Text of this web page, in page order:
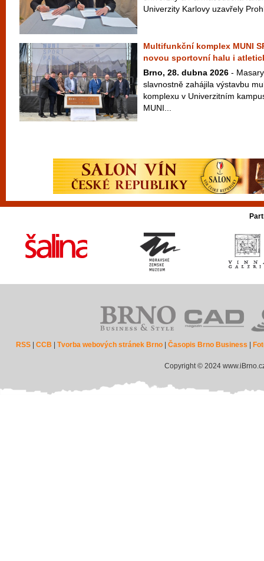
Univerzity Karlovy uzavřely
Multifunkční komplex MUNI
novou sportovní halu i
Brno, 28. dubna 2026 -
slavnostně zahájila výstavbu
komplexu v Univerzitním
MUNI...
RSS |CCB |Tvorba webových stránek Brno |Časopis Brno Business
Copyright © 2024